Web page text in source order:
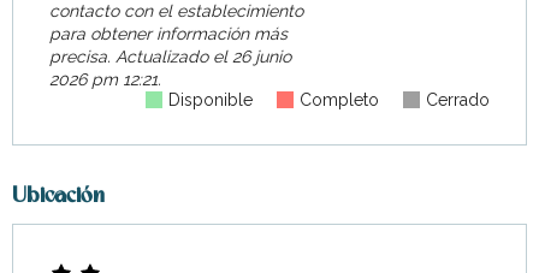
contacto con el establecimiento
para obtener información más
precisa. Actualizado el26 junio
2026 pm 12:21.
Disponible
Completo Cerrado
Ubicación